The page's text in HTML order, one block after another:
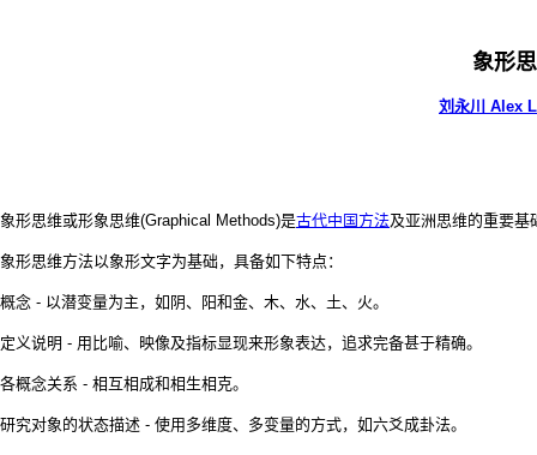
象形
刘永川 Alex
象形思维或形象思维(Graphical Methods)是古代中国方法及亚洲思维的重要基
象形思维方法以象形文字为基础，具备如下特点：
概念 - 以潜变量为主，如阴、阳和金、木、水、土、火。
定义说明 - 用比喻、映像及指标显现来形象表达，追求完备甚于精确。
各概念关系 - 相互相成和相生相克。
研究对象的状态描述 - 使用多维度、多变量的方式，如六爻成卦法。